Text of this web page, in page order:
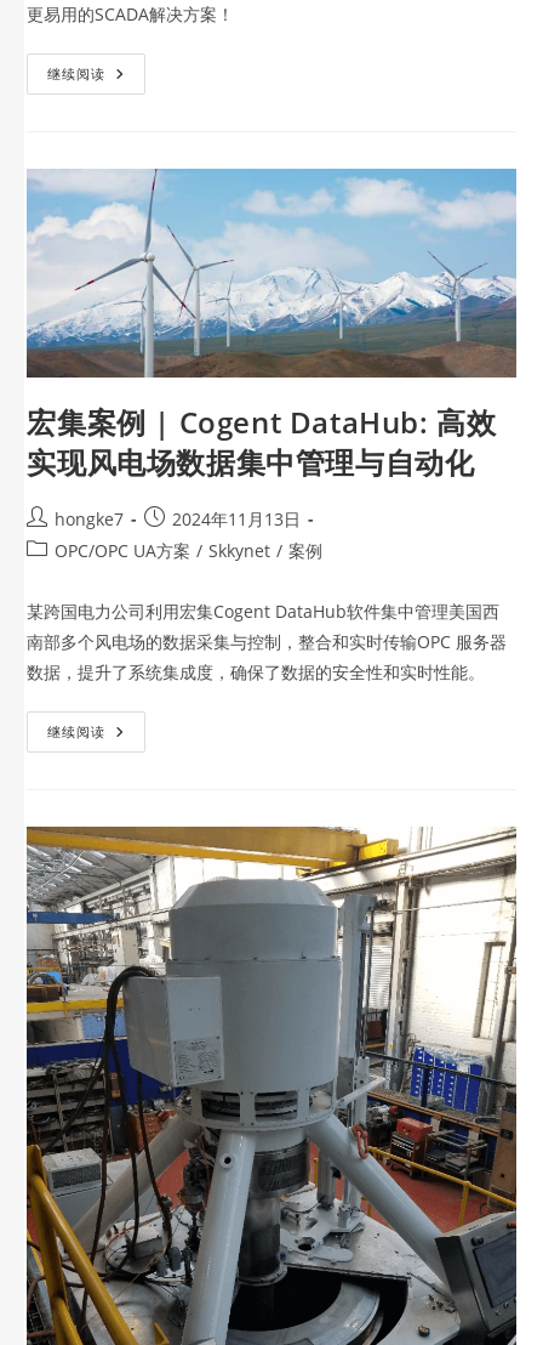
更易用的SCADA解决方案！
继续阅读
宏集案例 | Cogent DataHub: 高效
实现风电场数据集中管理与自动化
hongke7
2024年11月13日
OPC/OPC UA方案 / Skkynet / 案例
某跨国电力公司利用宏集Cogent DataHub软件集中管理美国西
南部多个风电场的数据采集与控制，整合和实时传输OPC 服务器
数据，提升了系统集成度，确保了数据的安全性和实时性能。
继续阅读